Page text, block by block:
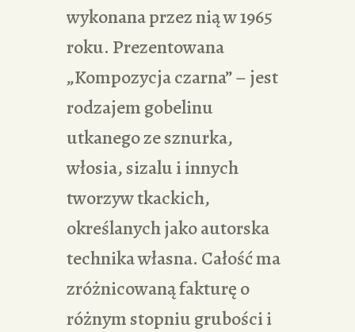
wykonana przez nią w 1965
roku. Prezentowana
„Kompozycja czarna” – jest
rodzajem gobelinu
utkanego ze sznurka,
włosia, sizalu i innych
tworzyw tkackich,
określanych jako autorska
technika własna. Całość ma
zróżnicowaną fakturę o
różnym stopniu grubości i